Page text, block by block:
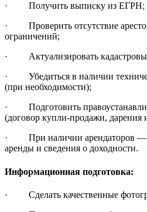
· Получить выписку из ЕГРН;
· Проверить отсутствие
ограничений;
· Актуализировать
· Убедиться в наличии
(при необходимости);
· Подготовить
(договор купли-продажи, дарения
· При наличии арендаторов —
аренды и сведения о доходности.
Информационная подготовка:
· Сделать качественные